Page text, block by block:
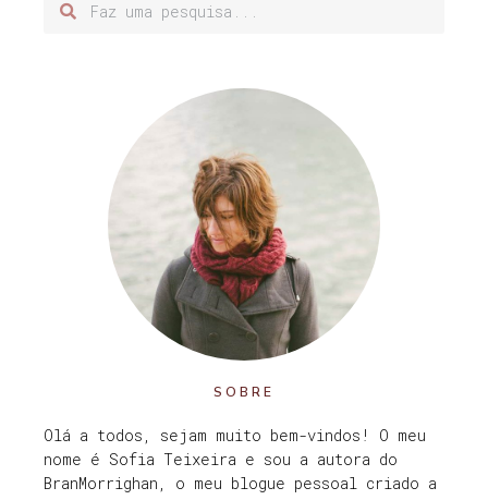
SOBRE
Olá a todos, sejam muito bem-vindos! O meu
nome é Sofia Teixeira e sou a autora do
BranMorrighan, o meu blogue pessoal criado a